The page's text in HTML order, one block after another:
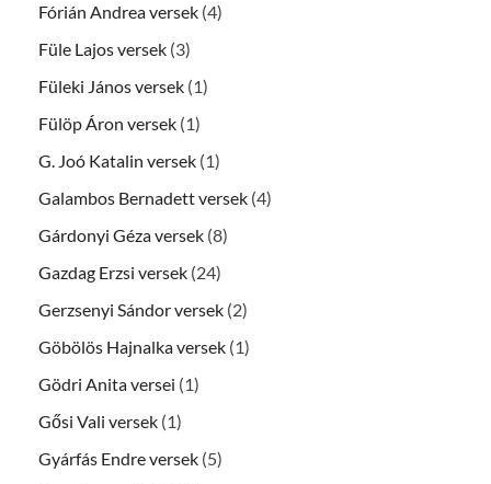
Fórián Andrea versek (4)
Füle Lajos versek (3)
Füleki János versek (1)
Fülöp Áron versek (1)
G. Joó Katalin versek (1)
Galambos Bernadett versek (4)
Gárdonyi Géza versek (8)
Gazdag Erzsi versek (24)
Gerzsenyi Sándor versek (2)
Göbölös Hajnalka versek (1)
Gödri Anita versei (1)
Gősi Vali versek (1)
Gyárfás Endre versek (5)